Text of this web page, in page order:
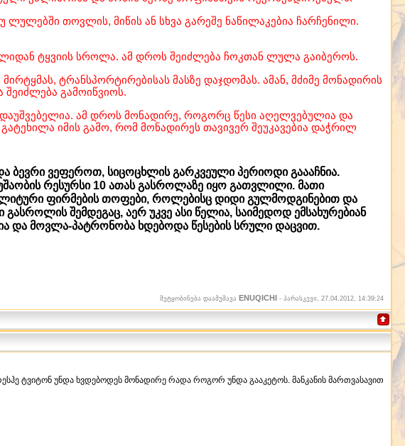
თოვლის, მიწის ან სხვა გარეშე ნაწილაკებია ჩარჩენილი.
ტყვიის სროლა. ამ დროს შეიძლება ჩოკთან ლულა გაიბეროს.
ტრანსპორტირებისას მასზე დაჯდომას. ამან, მძიმე მონადირის
გამოიწვიოს.
ამ დროს მონადირე, როგორც წესი აღელვებულია და
იმის გამო, რომ მონადირეს თავივერ შეუკავებია დაჭრილ
ბევრი ვეფეროთ, სიცოცხლის გარკვეული პერიოდი გაააჩნია.
რესურსი 10 ათას გასროლაზე იყო გათვლილი. მათი
ფირმების თოფები, როლებისც დიდი გულმოდგინებით და
შემდეგაც, აერ უკვე ასი წელია, საიმედოდ ემსახურებიან
და მოვლა-პატრონობა ხდებოდა წესების სრული დაცვით.
შეტყობინება დაამუშავა ENUQICHI - პარასკევი, 27.04.2012, 14:39:24
ტვიტონ უნდა ხვდებოდეს მონადირე რადა როგორ უნდა გააკეტოს. მანკანის მართვასავით